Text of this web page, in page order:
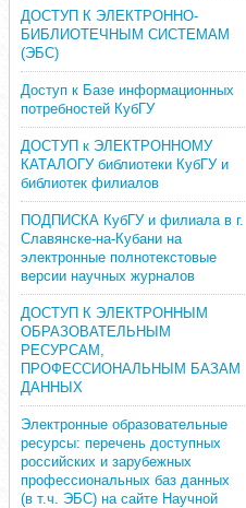
ДОСТУП К ЭЛЕКТРОННО-
БИБЛИОТЕЧНЫМ СИСТЕМАМ
(ЭБС)
Доступ к Базе информационных
потребностей КубГУ
ДОСТУП к ЭЛЕКТРОННОМУ
КАТАЛОГУ библиотеки КубГУ и
библиотек филиалов
ПОДПИСКА КубГУ и филиала в г.
Славянске-на-Кубани на
электронные полнотекстовые
версии научных журналов
ДОСТУП К ЭЛЕКТРОННЫМ
ОБРАЗОВАТЕЛЬНЫМ
РЕСУРСАМ,
ПРОФЕССИОНАЛЬНЫМ БАЗАМ
ДАННЫХ
Электронные образовательные
ресурсы: перечень доступных
российских и зарубежных
профессиональных баз данных
(в т.ч. ЭБС) на сайте Научной